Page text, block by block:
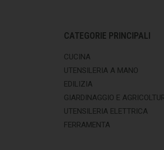
CATEGORIE PRINCIPALI
CUCINA
UTENSILERIA A MANO
EDILIZIA
GIARDINAGGIO E
UTENSILERIA ELETTRICA
FERRAMENTA